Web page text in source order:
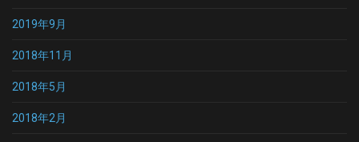
2019年9月
2018年11月
2018年5月
2018年2月